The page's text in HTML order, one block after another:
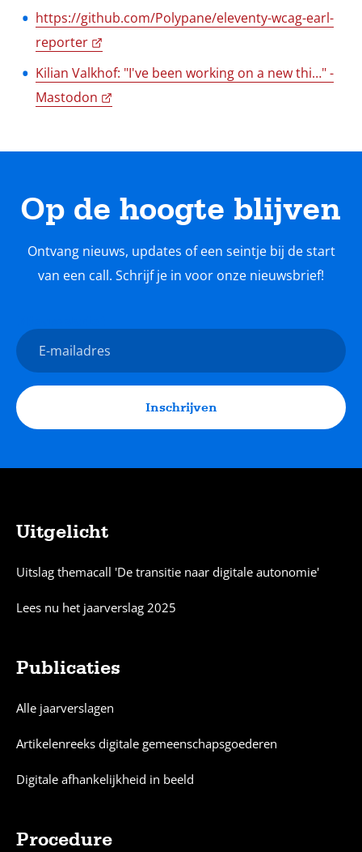
https://github.com/Polypane/eleventy-wcag-earl-
reporter
Kilian Valkhof: "I've been working on a new thi…" -
Mastodon
Op de hoogte blijven
Ontvang nieuws, updates of een seintje bij de start
van een call. Schrijf je in voor onze nieuwsbrief!
E-
mailadres
Inschrijven
Uitgelicht
Uitslag themacall 'De transitie naar digitale autonomie'
Lees nu het jaarverslag 2025
Publicaties
Alle jaarverslagen
Artikelenreeks digitale gemeenschapsgoederen
Digitale afhankelijkheid in beeld
Procedure